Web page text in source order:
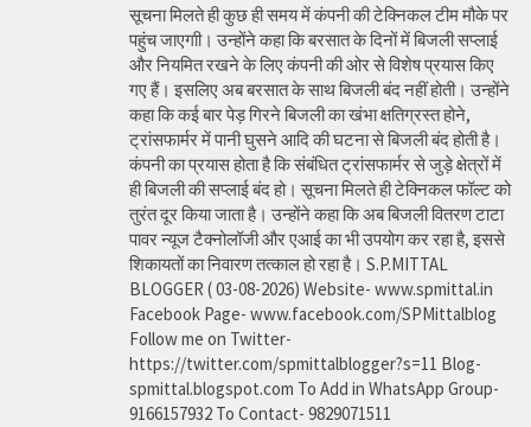
सूचना मिलते ही कुछ ही समय में कंपनी की टेक्निकल टीम मौके पर
पहुंच जाएगाी। उन्होंने कहा कि बरसात के दिनों में बिजली सप्लाई
और नियमित रखने के लिए कंपनी की ओर से विशेष प्रयास किए
गए हैं। इसलिए अब बरसात के साथ बिजली बंद नहीं होती। उन्होंने
कहा कि कई बार पेड़ गिरने बिजली का खंभा क्षतिग्रस्त होने,
ट्रांसफार्मर में पानी घुसने आदि की घटना से बिजली बंद होती है।
कंपनी का प्रयास होता है कि संबंधित ट्रांसफार्मर से जुड़े क्षेत्रों में
ही बिजली की सप्लाई बंद हो। सूचना मिलते ही टेक्निकल फॉल्ट को
तुरंत दूर किया जाता है। उन्होंने कहा कि अब बिजली वितरण टाटा
पावर न्यूज टैक्नोलॉजी और एआई का भी उपयोग कर रहा है, इससे
शिकायतों का निवारण तत्काल हो रहा है। S.P.MITTAL
BLOGGER ( 03-08-2026) Website- www.spmittal.in
Facebook Page- www.facebook.com/SPMittalblog
Follow me on Twitter-
https://twitter.com/spmittalblogger?s=11 Blog-
spmittal.blogspot.com To Add in WhatsApp Group-
9166157932 To Contact- 9829071511